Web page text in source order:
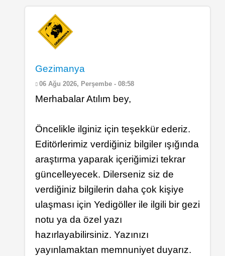
u
)
a
t
ı
ı
m
s
a
m
u
e
l
t
In
reply
to
K
o
n
u
s
u
z
)
by
Gezimanya
06 Ağu 2026, Perşembe - 08:58
Merhabalar Atılım bey,
Öncelikle ilginiz için teşekkür ederiz.
Editörlerimiz verdiğiniz bilgiler ışığında
araştırma yaparak içeriğimizi tekrar
güncelleyecek. Dilerseniz siz de
verdiğiniz bilgilerin daha çok kişiye
ulaşması için Yedigöller ile ilgili bir gezi
notu ya da özel yazı
hazırlayabilirsiniz. Yazınızı
yayınlamaktan memnuniyet duyarız.